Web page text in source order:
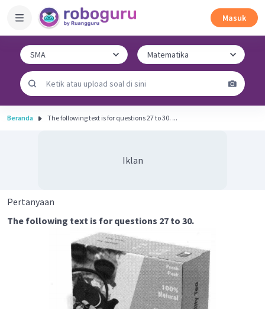
Masuk
Beranda The following text is for questions 27 to 30. ...
Iklan
Pertanyaan
The following text is for questions 27 to 30.